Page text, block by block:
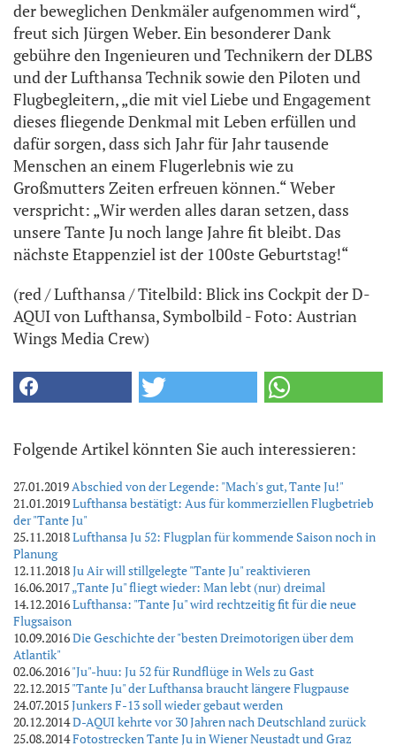
der beweglichen Denkmäler aufgenommen wird“,
freut sich Jürgen Weber. Ein besonderer Dank
gebühre den Ingenieuren und Technikern der DLBS
und der Lufthansa Technik sowie den Piloten und
Flugbegleitern, „die mit viel Liebe und Engagement
dieses fliegende Denkmal mit Leben erfüllen und
dafür sorgen, dass sich Jahr für Jahr tausende
Menschen an einem Flugerlebnis wie zu
Großmutters Zeiten erfreuen können.“ Weber
verspricht: „Wir werden alles daran setzen, dass
unsere Tante Ju noch lange Jahre fit bleibt. Das
nächste Etappenziel ist der 100ste Geburtstag!“
(red / Lufthansa / Titelbild: Blick ins Cockpit der D-
AQUI von Lufthansa, Symbolbild - Foto: Austrian
Wings Media Crew)
Folgende Artikel könnten Sie auch interessieren:
27.01.2019Abschied von der Legende: "Mach's gut, Tante Ju!"
21.01.2019Lufthansa bestätigt: Aus für kommerziellen Flugbetrieb
der "Tante Ju"
25.11.2018Lufthansa Ju 52: Flugplan für kommende Saison noch in
Planung
12.11.2018Ju Air will stillgelegte "Tante Ju" reaktivieren
16.06.2017„Tante Ju" fliegt wieder: Man lebt (nur) dreimal
14.12.2016Lufthansa: "Tante Ju" wird rechtzeitig fit für die neue
Flugsaison
10.09.2016Die Geschichte der "besten Dreimotorigen über dem
Atlantik"
02.06.2016"Ju"-huu: Ju 52 für Rundflüge in Wels zu Gast
22.12.2015"Tante Ju" der Lufthansa braucht längere Flugpause
24.07.2015Junkers F-13 soll wieder gebaut werden
20.12.2014D-AQUI kehrte vor 30 Jahren nach Deutschland zurück
25.08.2014Fotostrecken Tante Ju in Wiener Neustadt und Graz